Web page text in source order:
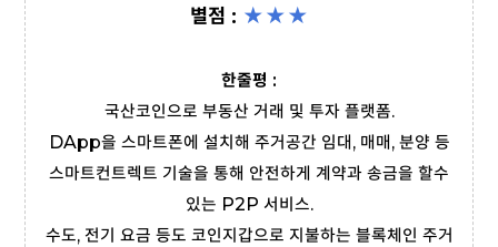
별점 : ★★★
한줄평 :
국산코인으로 부동산 거래 및 투자 플랫폼.
DApp을 스마트폰에 설치해 주거공간 임대, 매매, 분양 등
스마트컨트렉트 기술을 통해 안전하게 계약과 송금을 할수
있는 P2P 서비스.
수도, 전기 요금 등도 코인지갑으로 지불하는 블록체인 주거